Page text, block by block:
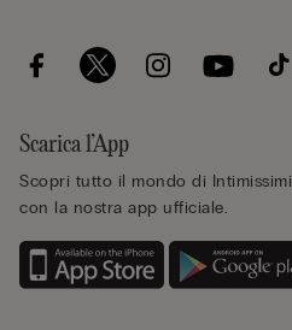
Scarica l’App
Scopri tutto il mondo di Intimissimi
con la nostra app ufficiale.